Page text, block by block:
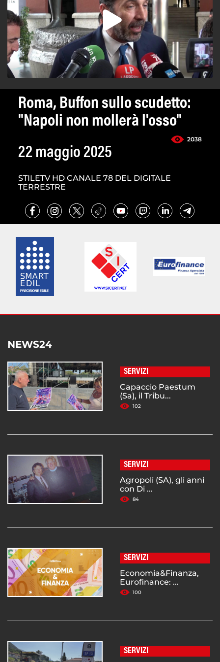
Roma, Buffon sullo scudetto:
"Napoli non mollerà l'osso"
2038
22 maggio 2025
STILETV HD CANALE 78 DEL DIGITALE
TERRESTRE
NEWS24
SERVIZI
Capaccio Paestum
(Sa), il Tribu...
102
SERVIZI
Agropoli (SA), gli anni
con Di ...
84
SERVIZI
Economia&Finanza,
Eurofinance: ...
100
SERVIZI